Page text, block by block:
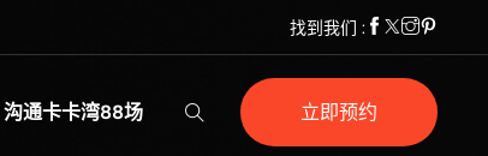
找到我们 :
沟通卡卡湾88场 立即预约